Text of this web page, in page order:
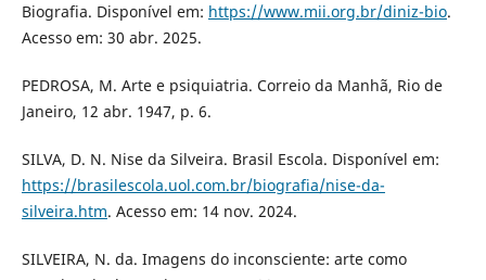
Biografia. Disponível em: https://www.mii.org.br/diniz-bio.
Acesso em: 30 abr. 2025.
PEDROSA, M. Arte e psiquiatria. Correio da Manhã, Rio de
Janeiro, 12 abr. 1947, p. 6.
SILVA, D. N. Nise da Silveira. Brasil Escola. Disponível em:
https://brasilescola.uol.com.br/biografia/nise-da-
silveira.htm. Acesso em: 14 nov. 2024.
SILVEIRA, N. da. Imagens do inconsciente: arte como